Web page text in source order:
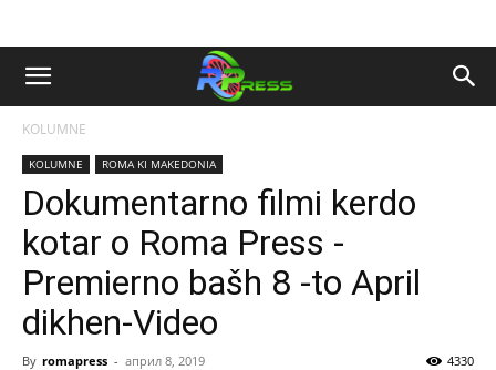
KOLUMNE
KOLUMNE ROMA KI MAKEDONIA
Dokumentarno filmi kerdo
kotar o Roma Press -
Premierno bašh 8 -to April
dikhen-Video
By romapress - април 8, 2019 4330